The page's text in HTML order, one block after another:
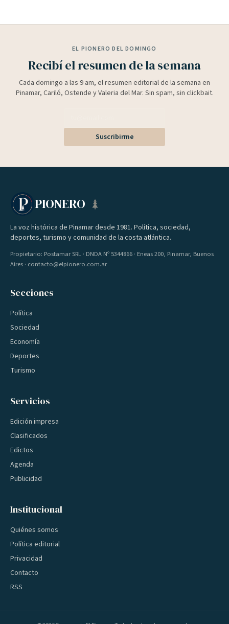
EL PIONERO DEL DOMINGO
Recibí el resumen de la semana
Cada domingo a las 9 am, el resumen editorial de la semana en
Pinamar, Cariló, Ostende y Valeria del Mar. Sin spam, sin clickbait.
Suscribirme
PIONERO
La voz histórica de Pinamar desde 1981. Política, sociedad,
deportes, turismo y comunidad de la costa atlántica.
Propietario: Postamar SRL · DNDA Nº 5344866 · Eneas 200, Pinamar, Buenos
Aires · contacto@elpionero.com.ar
Secciones
Política
Sociedad
Economía
Deportes
Turismo
Servicios
Edición impresa
Clasificados
Edictos
Agenda
Publicidad
Institucional
Quiénes somos
Política editorial
Privacidad
Contacto
RSS